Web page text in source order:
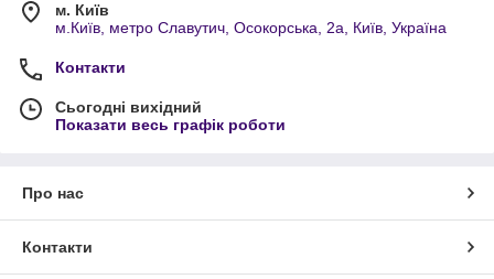
м. Київ
м.Київ, метро Славутич, Осокорська, 2а, Київ, Україна
Контакти
Сьогодні вихідний
Показати весь графік роботи
Про нас
Контакти